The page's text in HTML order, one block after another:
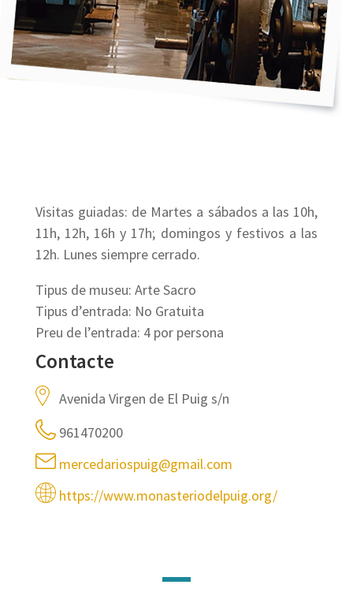
Visitas guiadas: de Martes a sábados a las 10h,
11h, 12h, 16h y 17h; domingos y festivos a las
12h. Lunes siempre cerrado.
Tipus de museu: Arte Sacro
Tipus d’entrada: No Gratuita
Preu de l’entrada: 4 por persona
Contacte
Avenida Virgen de El Puig s/n
961470200
mercedariospuig@gmail.com
https://www.monasteriodelpuig.org/